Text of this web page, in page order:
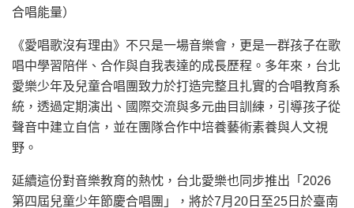
合唱能量）
《愛唱歌沒有理由》不只是一場音樂會，更是一群孩子在歌
唱中學習陪伴、合作與自我表達的成長歷程。多年來，台北
愛樂少年及兒童合唱團致力於打造完整且扎實的合唱教育系
統，透過定期演出、國際交流與多元曲目訓練，引導孩子從
聲音中建立自信，並在團隊合作中培養藝術素養與人文視
野。
延續這份對音樂教育的熱忱，台北愛樂也同步推出「2026
第四屆兒童少年節慶合唱團」，將於7月20日至25日於臺南